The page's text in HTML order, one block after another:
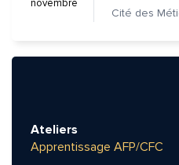
novembre
Ateliers
Apprentissage AFP/CFC